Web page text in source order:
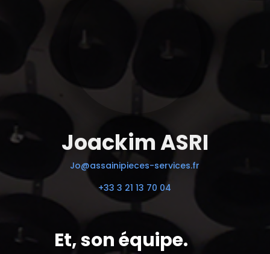
Joackim ASRI
Jo@assainipieces-services.fr
+33 3 21 13 70 04
Et, son équipe.